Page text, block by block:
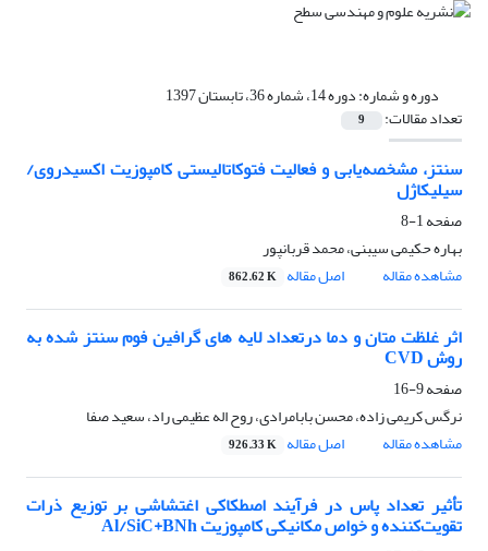
دوره و شماره:دوره 14، شماره 36، تابستان 1397
تعداد مقالات: 9
سنتز، مشخصه‌یابی و فعالیت فتوکاتالیستی کامپوزیت اکسیدروی/
سیلیکاژل
صفحه1-8
بهاره حکیمی سیبنی، محمد قربانپور
مشاهده مقاله
اصل مقاله 862.62 K
اثر غلظت متان و دما درتعداد لایه های گرافین فوم سنتز شده به
روش CVD
صفحه9-16
نرگس کریمی زاده، محسن بابامرادی، روح اله عظیمی راد، سعید صفا
مشاهده مقاله
اصل مقاله 926.33 K
تأثیر تعداد پاس در فرآیند اصطکاکی اغتشاشی بر توزیع ذرات
تقویت‌کننده و خواص مکانیکی کامپوزیت Al/SiC+BNh